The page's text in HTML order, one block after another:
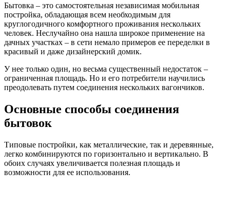
Бытовка – это самостоятельная независимая мобильная
постройка, обладающая всем необходимым для
круглогодичного комфортного проживания нескольких
человек. Неслучайно она нашла широкое применение на
дачных участках – в сети немало примеров ее переделки в
красивый и даже дизайнерский домик.
У нее только один, но весьма существенный недостаток –
ограниченная площадь. Но и его потребители научились
преодолевать путем соединения нескольких вагончиков.
Основные способы соединения
бытовок
Типовые постройки, как металлические, так и деревянные,
легко комбинируются по горизонтально и вертикально. В
обоих случаях увеличивается полезная площадь и
возможности для ее использования.